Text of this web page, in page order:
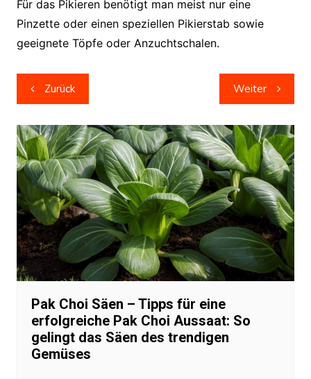
Für das Pikieren benötigt man meist nur eine
Pinzette oder einen speziellen Pikierstab sowie
geeignete Töpfe oder Anzuchtschalen.
Beitragsnavigation
Zurück Weiter
Pak Choi Säen – Tipps für eine
erfolgreiche Pak Choi Aussaat: So
gelingt das Säen des trendigen
Gemüses